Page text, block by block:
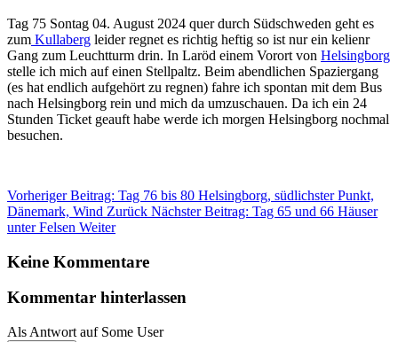
Tag 75 Sontag 04. August 2024 quer durch Südschweden geht es
zum Kullaberg leider regnet es richtig heftig so ist nur ein kelienr
Gang zum Leuchtturm drin. In Laröd einem Vorort von Helsingborg
stelle ich mich auf einen Stellpaltz. Beim abendlichen Spaziergang
(es hat endlich aufgehört zu regnen) fahre ich spontan mit dem Bus
nach Helsingborg rein und mich da umzuschauen. Da ich ein 24
Stunden Ticket geauft habe werde ich morgen Helsingborg nochmal
besuchen.
Vorheriger Beitrag: Tag 76 bis 80 Helsingborg, südlichster Punkt,
Dänemark, Wind Zurück Nächster Beitrag: Tag 65 und 66 Häuser
unter Felsen Weiter
Keine Kommentare
Kommentar hinterlassen
Als Antwort auf Some User